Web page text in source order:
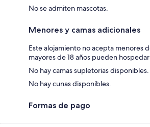
No se admiten mascotas.
Menores y camas adicionales
Este alojamiento no acepta menores
mayores de 18 años pueden
No hay camas supletorias disponibles.
No hay cunas disponibles.
Formas de pago